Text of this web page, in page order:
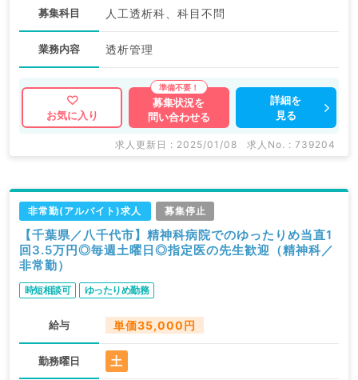
募集科目 人工透析科、科目不問
業務内容 透析管理
お気に入り
募集状況を
問い合わせる
詳細を
見る
求人更新日 : 2025/01/08 求人No. : 739204
非常勤(アルバイト)求人 募集停止
【千葉県／八千代市】精神科病院でのゆったりめ当直1
回3.5万円◎毎週土曜日◎指定医の先生歓迎（精神科／
非常勤）
時短相談可 ゆったりめ勤務
給与 単価35,000円
勤務曜日 土